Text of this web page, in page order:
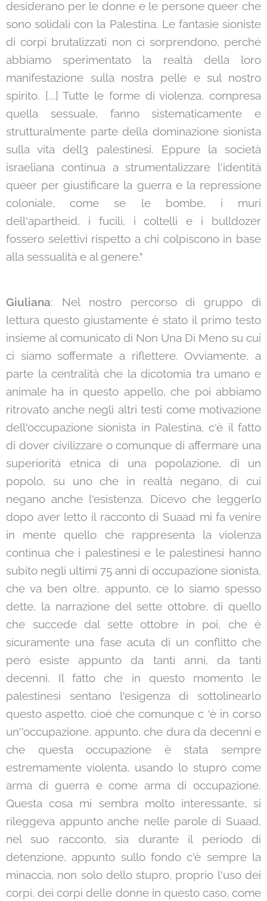
desiderano per le donne e le persone queer che
sono solidali con la Palestina. Le fantasie sioniste
di corpi brutalizzati non ci sorprendono, perché
abbiamo sperimentato la realtà della loro
manifestazione sulla nostra pelle e sul nostro
spirito. [...] Tutte le forme di violenza, compresa
quella sessuale, fanno sistematicamente e
strutturalmente parte della dominazione sionista
sulla vita dell3 palestinesi. Eppure la società
israeliana continua a strumentalizzare l'identità
queer per giustificare la guerra e la repressione
coloniale, come se le bombe, i muri
dell'apartheid, i fucili, i coltelli e i bulldozer
fossero selettivi rispetto a chi colpiscono in base
alla sessualità e al genere."
Giuliana: Nel nostro percorso di gruppo di
lettura questo giustamente è stato il primo testo
insieme al comunicato di Non Una Di Meno su cui
ci siamo soffermate a riflettere. Ovviamente, a
parte la centralità che la dicotomia tra umano e
animale ha in questo appello, che poi abbiamo
ritrovato anche negli altri testi come motivazione
dell'occupazione sionista in Palestina, c'è il fatto
di dover civilizzare o comunque di affermare una
superiorità etnica di una popolazione, di un
popolo, su uno che in realtà negano, di cui
negano anche l'esistenza. Dicevo che leggerlo
dopo aver letto il racconto di Suaad mi fa venire
in mente quello che rappresenta la violenza
continua che i palestinesi e le palestinesi hanno
subito negli ultimi 75 anni di occupazione sionista,
che va ben oltre, appunto, ce lo siamo spesso
dette, la narrazione del sette ottobre, di quello
che succede dal sette ottobre in poi, che è
sicuramente una fase acuta di un conflitto che
però esiste appunto da tanti anni, da tanti
decenni. Il fatto che in questo momento le
palestinesi sentano l'esigenza di sottolinearlo
questo aspetto, cioè che comunque c 'è in corso
un''occupazione, appunto, che dura da decenni e
che questa occupazione è stata sempre
estremamente violenta, usando lo stupro come
arma di guerra e come arma di occupazione.
Questa cosa mi sembra molto interessante, si
rileggeva appunto anche nelle parole di Suaad,
nel suo racconto, sia durante il periodo di
detenzione, appunto sullo fondo c'è sempre la
minaccia, non solo dello stupro, proprio l'uso dei
corpi, dei corpi delle donne in questo caso, come